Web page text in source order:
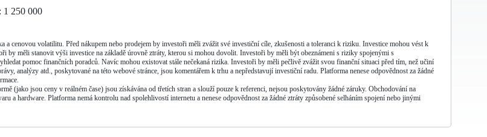
1 250 000
a cenovou volatilitu. Před nákupem nebo prodejem by investoři měli zvážit své investiční cíle, zkušenosti a toleranci k riziku. Investice mohou vést k
by měli stanovit výši investice na základě úrovně ztráty, kterou si mohou dovolit. Investoři by měli být obeznámeni s riziky spojenými s
pomoc finančních poradců. Navíc mohou existovat stále nečekaná rizika. Investoři by měli pečlivě zvážit svou finanční situaci před tím, než učiní
analýzy atd., poskytované na této webové stránce, jsou komentářem k trhu a nepředstavují investiční radu. Platforma nenese odpovědnost za žádné
(jako jsou ceny v reálném čase) jsou získávána od třetích stran a slouží pouze k referenci, nejsou poskytovány žádné záruky. Obchodování na
a hardware. Platforma nemá kontrolu nad spolehlivostí internetu a nenese odpovědnost za žádné ztráty způsobené selháním spojení nebo jinými